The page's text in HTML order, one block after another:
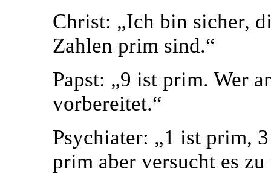
Christ: „Ich bin sicher,
Zahlen prim sind.“
Papst: „9 ist prim. Wer
vorbereitet.“
Psychiater: „1 ist prim,
prim aber versucht es